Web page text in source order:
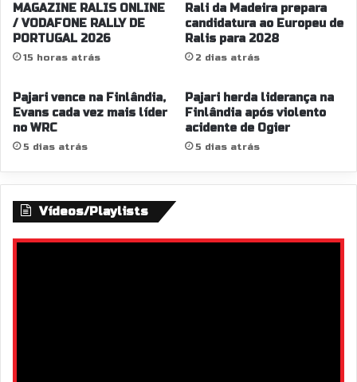
MAGAZINE RALIS ONLINE
/ VODAFONE RALLY DE
PORTUGAL 2026
15 horas atrás
Rali da Madeira prepara
candidatura ao Europeu de
Ralis para 2028
2 dias atrás
Pajari vence na Finlândia,
Evans cada vez mais líder
no WRC
5 dias atrás
Pajari herda liderança na
Finlândia após violento
acidente de Ogier
5 dias atrás
Vídeos/Playlists